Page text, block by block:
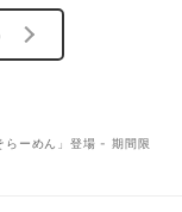
らーめん」登場 - 期間限